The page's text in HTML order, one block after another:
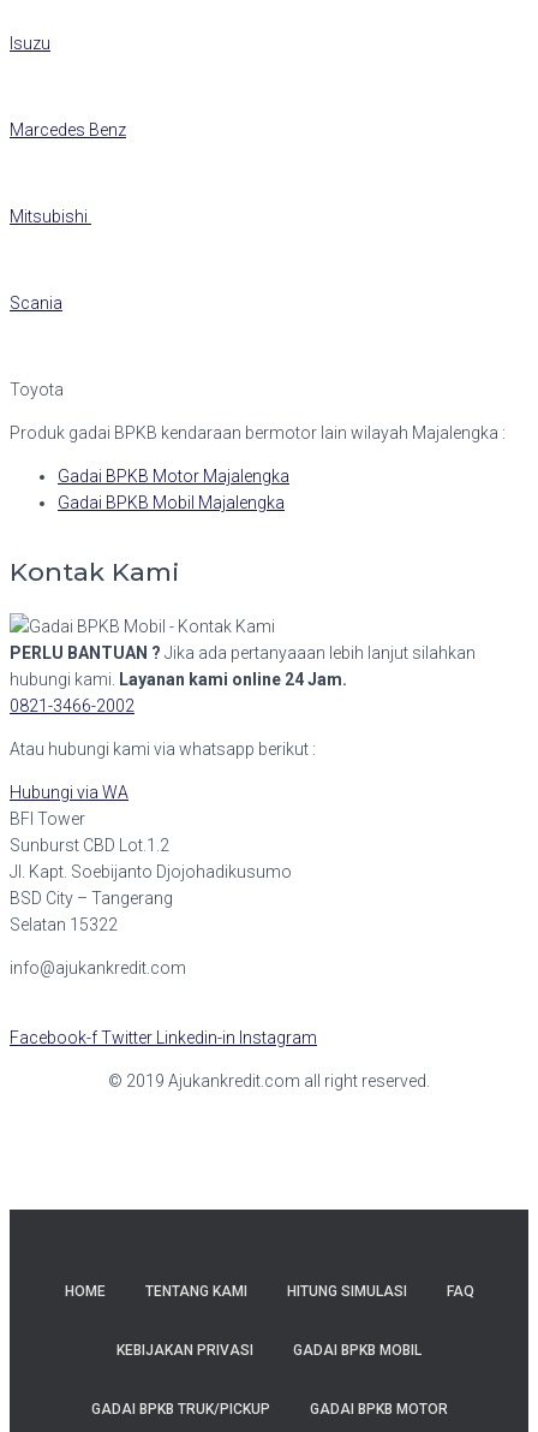
Isuzu
Marcedes Benz
Mitsubishi
Scania
Toyota
Produk gadai BPKB kendaraan bermotor lain wilayah Majalengka :
Gadai BPKB Motor Majalengka
Gadai BPKB Mobil Majalengka
Kontak Kami
PERLU BANTUAN ? Jika ada pertanyaaan lebih lanjut silahkan
hubungi kami. Layanan kami online 24 Jam.
0821-3466-2002
Atau hubungi kami via whatsapp berikut :
Hubungi via WA
BFI Tower
Sunburst CBD Lot.1.2
Jl. Kapt. Soebijanto Djojohadikusumo
BSD City – Tangerang
Selatan 15322
info@ajukankredit.com
Facebook-fTwitter Linkedin-in Instagram
© 2019 Ajukankredit.com all right reserved.
HOME TENTANG KAMI HITUNG SIMULASI FAQ
KEBIJAKAN PRIVASI GADAI BPKB MOBIL
GADAI BPKB TRUK/PICKUP GADAI BPKB MOTOR